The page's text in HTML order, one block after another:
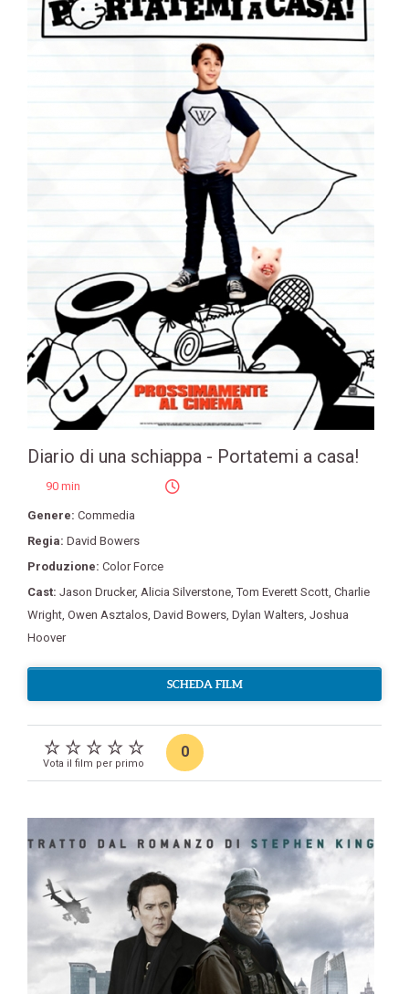
Diario di una schiappa - Portatemi a casa!
90 min
Genere: Commedia
Regia: David Bowers
Produzione: Color Force
Cast: Jason Drucker, Alicia Silverstone ,Tom Everett Scott Charlie
Wright Owen Asztalos David Bowers Dylan Walters Joshua
Hoover
SCHEDA FILM
Vota il film per primo
0